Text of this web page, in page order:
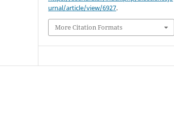
urnal/article/view/6927.
More Citation Formats